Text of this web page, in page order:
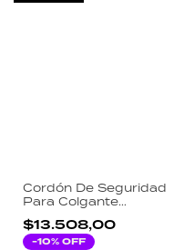
Cordón De Seguridad
Para Colgante
Magnético Insta360 Go
3
$13.508,00
-10% OFF